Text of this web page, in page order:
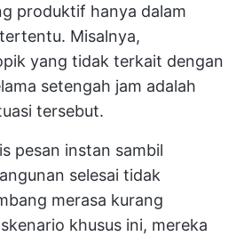
produktif hanya dalam
Misalnya,
yang tidak terkait dengan
setengah jam adalah
tersebut.
pesan instan sambil
selesai tidak
merasa kurang
khusus ini, mereka